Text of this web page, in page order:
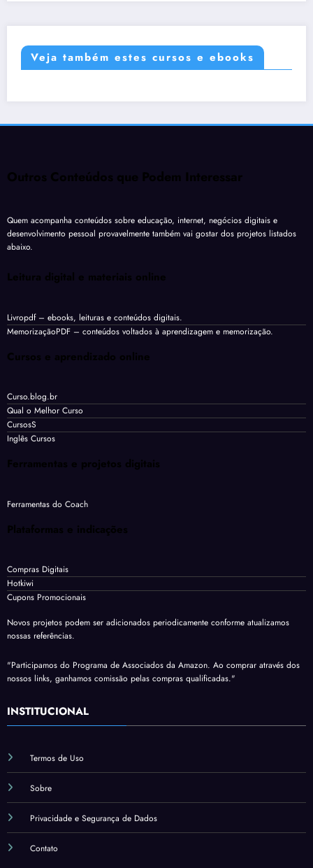
Veja também estes cursos e ebooks
Outros Conteúdos que Podem Interessar
Quem acompanha conteúdos sobre educação, internet, negócios digitais e
desenvolvimento pessoal provavelmente também vai gostar dos projetos listados
abaixo.
Leitura digital e materiais online
Livropdf– ebooks, leituras e conteúdos digitais.
MemorizaçãoPDF – conteúdos voltados à aprendizagem e memorização.
Cursos e aprendizado online
Curso.blog.br
Qual o Melhor Curso
CursosS
Inglês Cursos
Ferramentas e projetos digitais
Ferramentas do Coach
Plataformas e indicações
Compras Digitais
Hotkiwi
Cupons Promocionais
Novos projetos podem ser adicionados periodicamente conforme atualizamos
nossas referências.
"Participamos do Programa de Associados da Amazon. Ao comprar através dos
nossos links, ganhamos comissão pelas compras qualificadas."
INSTITUCIONAL
Termos de Uso
Sobre
Privacidade e Segurança de Dados
Contato